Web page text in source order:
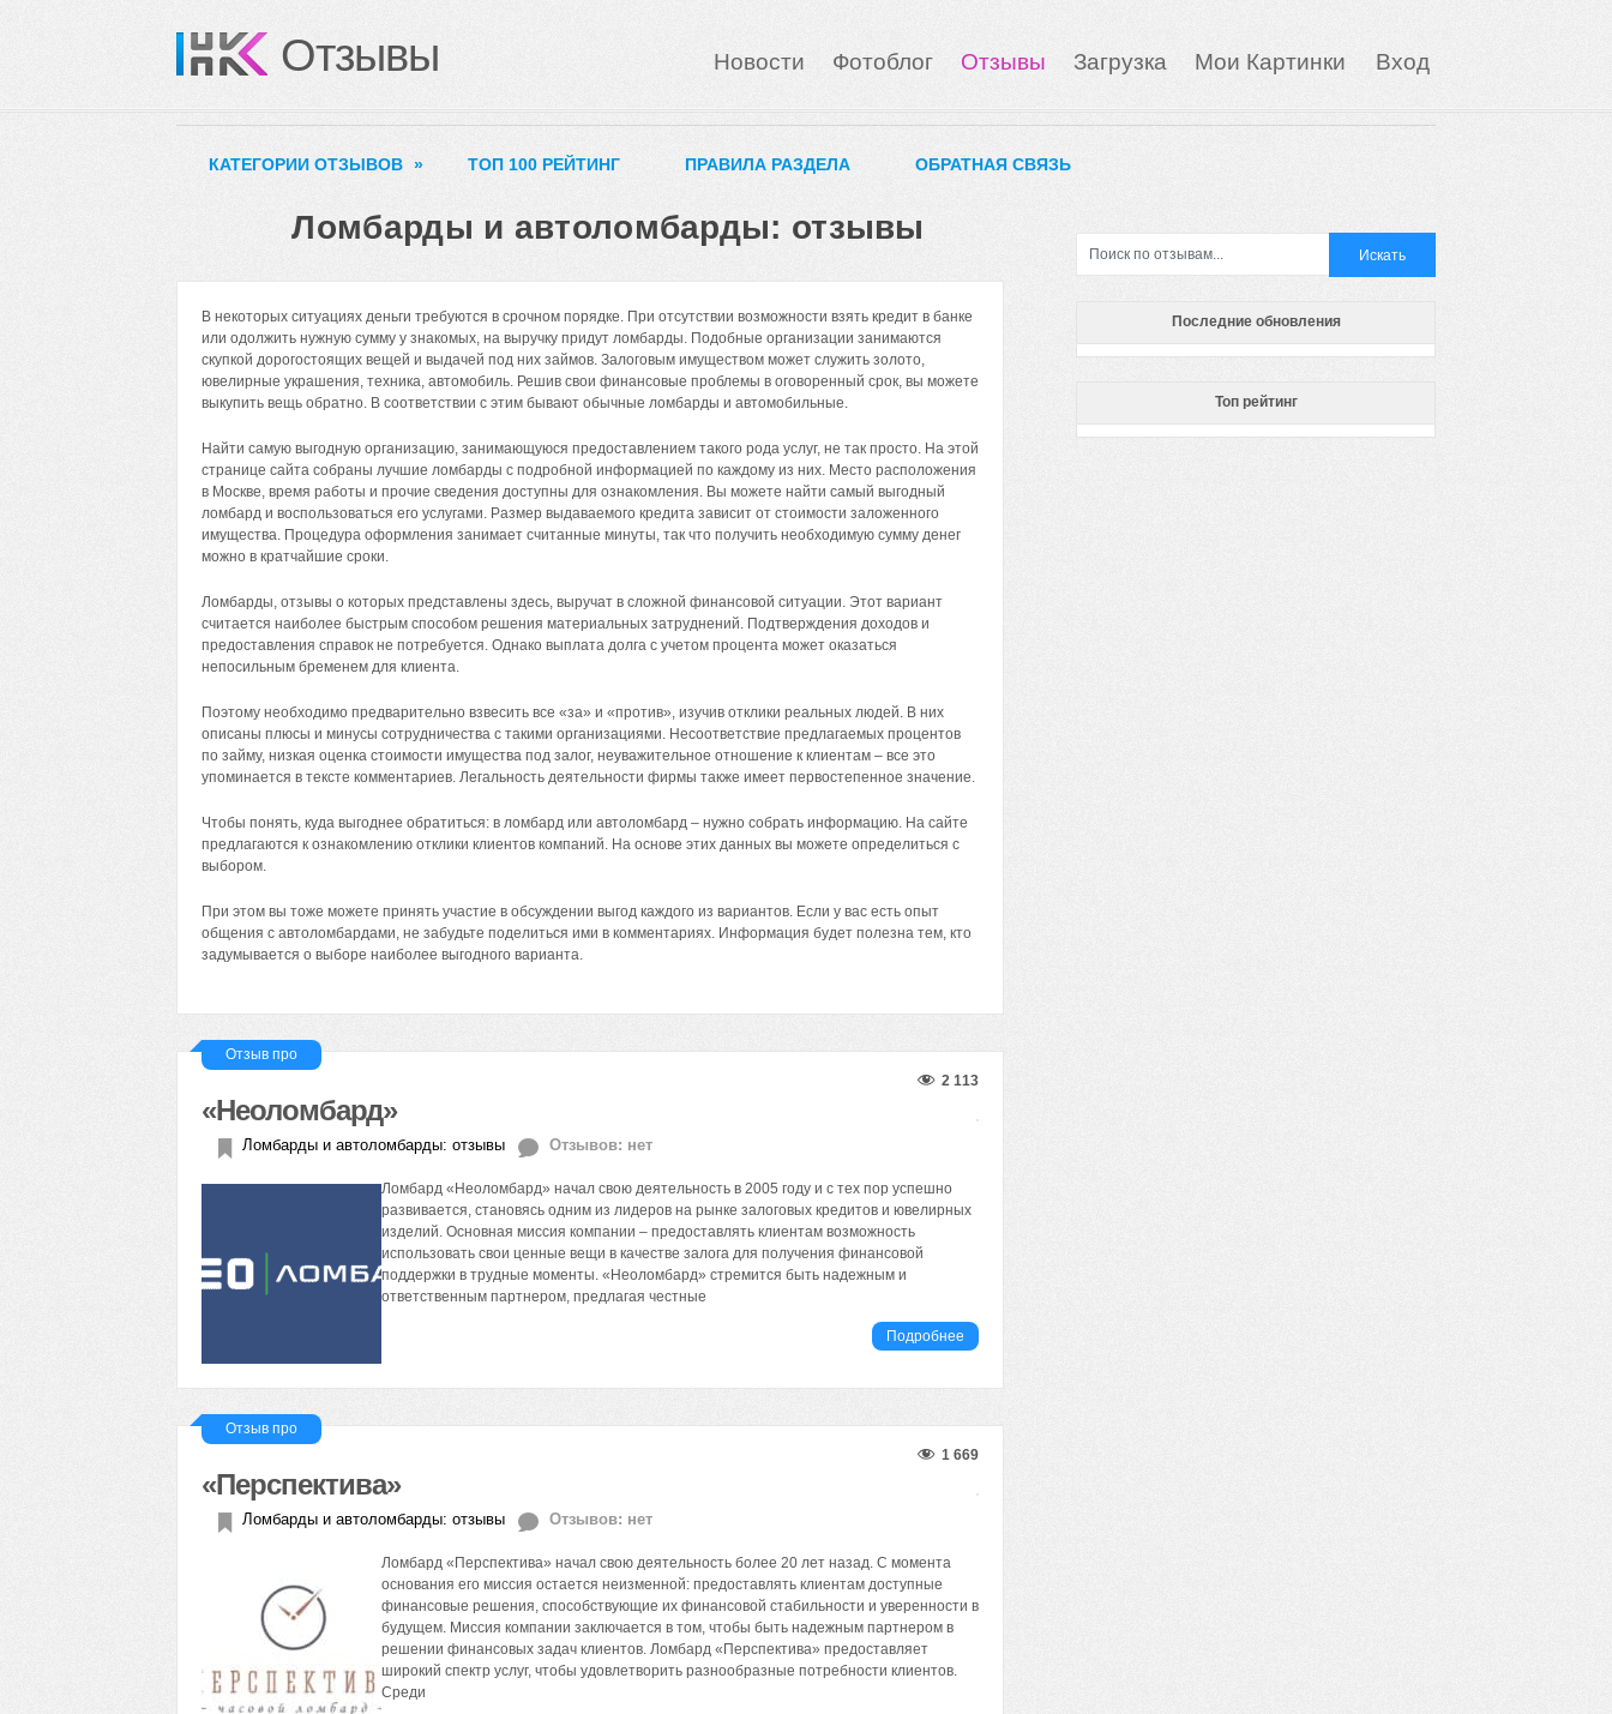
Отзывы Новости Фотоблог Отзывы Загрузка Мои Картинки Вход
КАТЕГОРИИ ОТЗЫВОВ » ТОП 100 РЕЙТИНГ ПРАВИЛА РАЗДЕЛА ОБРАТНАЯ СВЯЗЬ
Ломбарды и автоломбарды: отзывы
В некоторых ситуациях деньги требуются в срочном порядке. При отсутствии возможности взять кредит в банке
или одолжить нужную сумму у знакомых, на выручку придут ломбарды. Подобные организации занимаются
скупкой дорогостоящих вещей и выдачей под них займов. Залоговым имуществом может служить золото,
ювелирные украшения, техника, автомобиль. Решив свои финансовые проблемы в оговоренный срок, вы можете
выкупить вещь обратно. В соответствии с этим бывают обычные ломбарды и автомобильные.
Найти самую выгодную организацию, занимающуюся предоставлением такого рода услуг, не так просто. На этой
странице сайта собраны лучшие ломбарды с подробной информацией по каждому из них. Место расположения
в Москве, время работы и прочие сведения доступны для ознакомления. Вы можете найти самый выгодный
ломбард и воспользоваться его услугами. Размер выдаваемого кредита зависит от стоимости заложенного
имущества. Процедура оформления занимает считанные минуты, так что получить необходимую сумму денег
можно в кратчайшие сроки.
Ломбарды, отзывы о которых представлены здесь, выручат в сложной финансовой ситуации. Этот вариант
считается наиболее быстрым способом решения материальных затруднений. Подтверждения доходов и
предоставления справок не потребуется. Однако выплата долга с учетом процента может оказаться
непосильным бременем для клиента.
Поэтому необходимо предварительно взвесить все «за» и «против», изучив отклики реальных людей. В них
описаны плюсы и минусы сотрудничества с такими организациями. Несоответствие предлагаемых процентов
по займу, низкая оценка стоимости имущества под залог, неуважительное отношение к клиентам – все это
упоминается в тексте комментариев. Легальность деятельности фирмы также имеет первостепенное значение.
Чтобы понять, куда выгоднее обратиться: в ломбард или автоломбард – нужно собрать информацию. На сайте
предлагаются к ознакомлению отклики клиентов компаний. На основе этих данных вы можете определиться с
выбором.
При этом вы тоже можете принять участие в обсуждении выгод каждого из вариантов. Если у вас есть опыт
общения с автоломбардами, не забудьте поделиться ими в комментариях. Информация будет полезна тем, кто
задумывается о выборе наиболее выгодного варианта.
Отзыв про
2 113
«Неоломбард»
Ломбарды и автоломбарды: отзывы Отзывов: нет
Ломбард «Неоломбард» начал свою деятельность в 2005 году и с тех пор успешно
развивается, становясь одним из лидеров на рынке залоговых кредитов и ювелирных
изделий. Основная миссия компании – предоставлять клиентам возможность
использовать свои ценные вещи в качестве залога для получения финансовой
поддержки в трудные моменты. «Неоломбард» стремится быть надежным и
ответственным партнером, предлагая честные
Подробнее
Отзыв про
1 669
«Перспектива»
Ломбарды и автоломбарды: отзывы Отзывов: нет
Ломбард «Перспектива» начал свою деятельность более 20 лет назад. С момента
основания его миссия остается неизменной: предоставлять клиентам доступные
финансовые решения, способствующие их финансовой стабильности и уверенности в
будущем. Миссия компании заключается в том, чтобы быть надежным партнером в
решении финансовых задач клиентов. Ломбард «Перспектива» предоставляет
широкий спектр услуг, чтобы удовлетворить разнообразные потребности клиентов.
Среди
Последние обновления
Топ рейтинг